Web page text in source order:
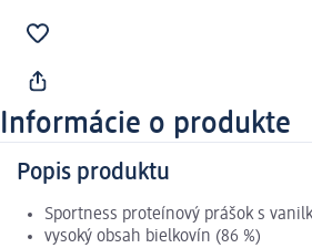
Informácie o produkte
Popis produktu
Sportness proteínový prášok s
vysoký obsah bielkovín (86 %)